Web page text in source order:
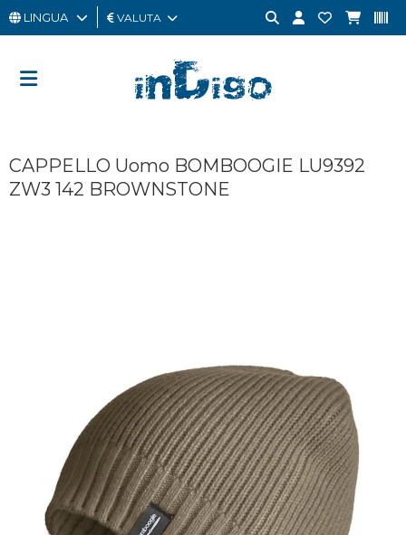
UOMO
CARD
LINGUA VALUTA
CAPPELLO Uomo BOMBOOGIE LU9392
ZW3 142 BROWNSTONE